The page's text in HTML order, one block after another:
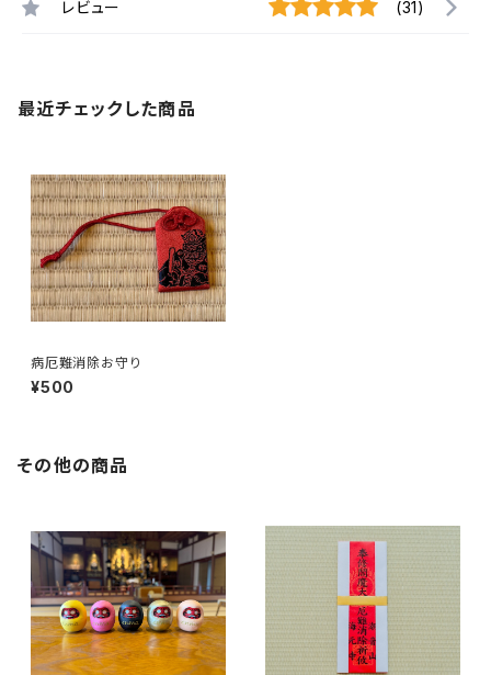
レビュー (31)
最近チェックした商品
病厄難消除お守り
¥500
その他の商品